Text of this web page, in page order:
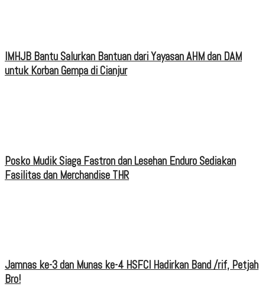
IMHJB Bantu Salurkan Bantuan dari Yayasan AHM dan DAM
untuk Korban Gempa di Cianjur
Posko Mudik Siaga Fastron dan Lesehan Enduro Sediakan
Fasilitas dan Merchandise THR
Jamnas ke-3 dan Munas ke-4 HSFCI Hadirkan Band /rif, Petjah
Bro!